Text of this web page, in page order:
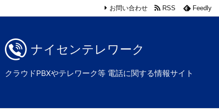
ナイセンテレワーク
クラウドPBXやテレワーク等 電話に関する情報サイト
お問い合わせ RSS Feedly